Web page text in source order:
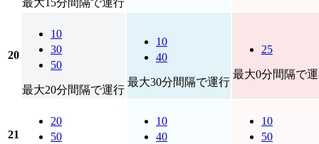
最大15分間隔で運行
20
10
30
50
最大20分間隔で運行
10
40
最大30分間隔で運行
25
最大0分間隔で
21
20
50
10
40
10
50